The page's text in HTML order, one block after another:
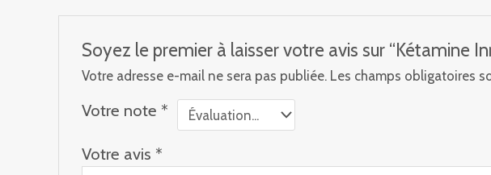
Soyez le premier à laisser votre avis sur “Kétamine
Votre adresse e-mail ne sera pas publiée. Les champs obligatoires
Votre note *
Votre avis *